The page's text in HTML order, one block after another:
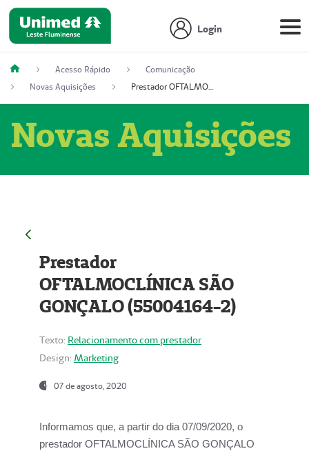
Login
Acesso Rápido
Comunicação
Novas Aquisições
Prestador OFTALMOCLÍNICA SÃO GONÇALO (55004164-2)
Novas Aquisições
Prestador
OFTALMOCLÍNICA SÃO
GONÇALO (55004164-2)
Texto: Relacionamento com prestador
Design: Marketing
07 de agosto, 2020
Informamos que, a partir do dia07/09/2020, o
prestador OFTALMOCLÍNICA SÃO GONÇALO